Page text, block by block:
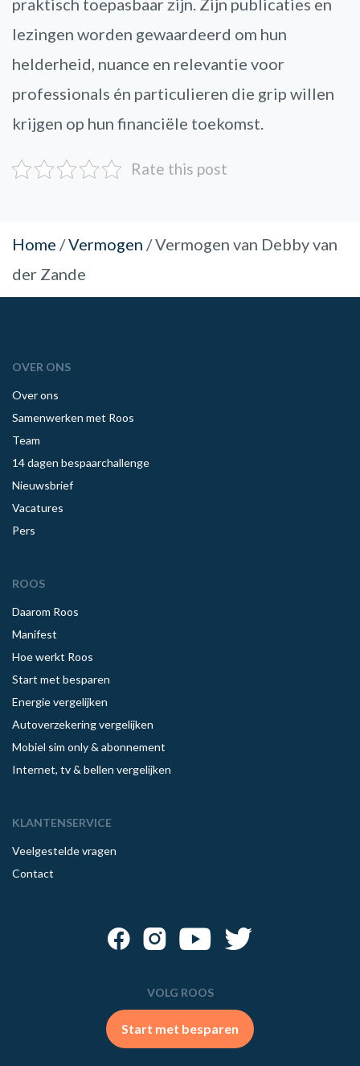
praktisch toepasbaar zijn. Zijn publicaties en
lezingen worden gewaardeerd om hun
helderheid, nuance en relevantie voor
professionals én particulieren die grip willen
krijgen op hun financiële toekomst.
Rate this post
Home /Vermogen /Vermogen van Debby van
der Zande
OVER ONS
Over ons
Samenwerken met Roos
Team
14 dagen bespaarchallenge
Nieuwsbrief
Vacatures
Pers
ROOS
Daarom Roos
Manifest
Hoe werkt Roos
Start met besparen
Energie vergelijken
Autoverzekering vergelijken
Mobiel sim only & abonnement
Internet, tv & bellen vergelijken
KLANTENSERVICE
Veelgestelde vragen
Contact
VOLG ROOS
Start met besparen